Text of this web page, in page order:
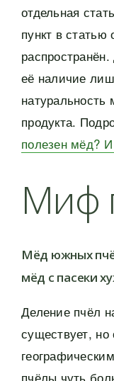
отдельная
пункт в
её наличие
натуральность
продукта.
полезен мёд? И
Миф
Мёд южных
мёд с пасеки
Деление пчёл
существует,
пчёлы чуть